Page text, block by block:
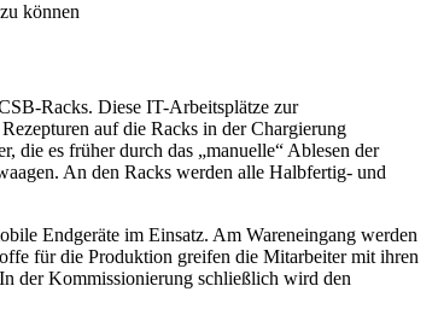
können
Racks. Diese IT-Arbeitsplätze zur
auf die Racks in der Chargierung
die es früher durch das „manuelle“ Ablesen der
An den Racks werden alle Halbfertig- und
Endgeräte im Einsatz. Am Wareneingang werden
für die Produktion greifen die Mitarbeiter mit ihren
der Kommissionierung schließlich wird den